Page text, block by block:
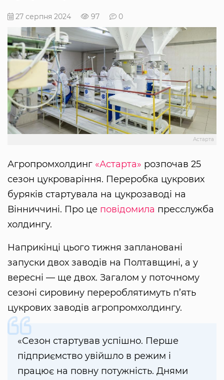
27 серпня 2024 97 0
Астарта
Агропромхолдинг «Астарта» розпочав 25
сезон цукроваріння. Переробка цукрових
буряків стартувала на цукрозаводі на
Вінниччині. Про це повідомила пресслужба
холдингу.
Наприкінці цього тижня заплановані
запуски двох заводів на Полтавщині, а у
вересні — ще двох. Загалом у поточному
сезоні сировину перероблятимуть п’ять
цукрових заводів агропромхолдингу.
«Сезон стартував успішно. Перше
підприємство увійшло в режим і
працює на повну потужність. Днями